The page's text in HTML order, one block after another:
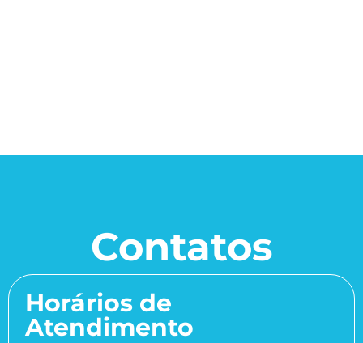
Contatos
Horários de
Atendimento